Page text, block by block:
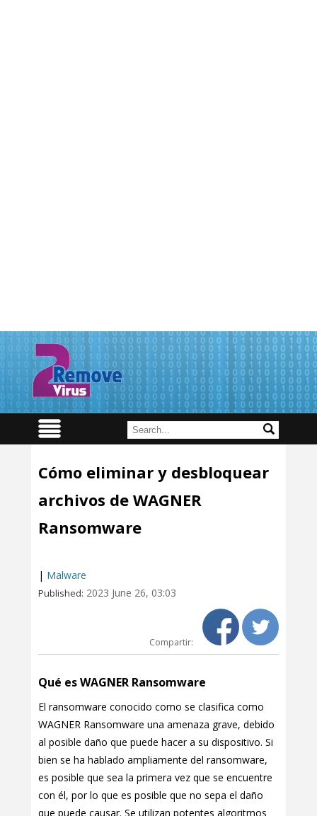
Cómo eliminar y desbloquear
archivos de WAGNER
Ransomware
| Malware
Published: 2023 June 26, 03:03
Compartir:
Qué es WAGNER Ransomware
El ransomware conocido como se clasifica como
WAGNER Ransomware una amenaza grave, debido
al posible daño que puede hacer a su dispositivo. Si
bien se ha hablado ampliamente del ransomware,
es posible que sea la primera vez que se encuentre
con él, por lo que es posible que no sepa el daño
que puede causar. Se utilizan potentes algoritmos